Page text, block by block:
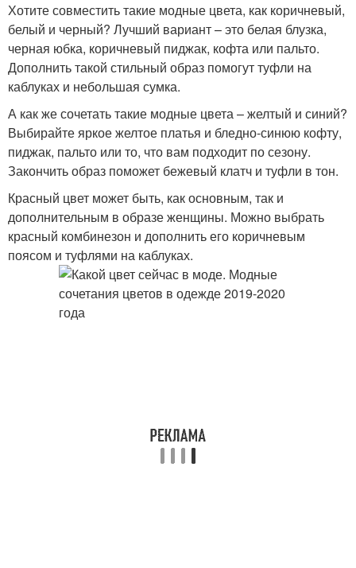
Хотите совместить такие модные цвета, как коричневый,
белый и черный? Лучший вариант – это белая блузка,
черная юбка, коричневый пиджак, кофта или пальто.
Дополнить такой стильный образ помогут туфли на
каблуках и небольшая сумка.
А как же сочетать такие модные цвета – желтый и синий?
Выбирайте яркое желтое платья и бледно-синюю кофту,
пиджак, пальто или то, что вам подходит по сезону.
Закончить образ поможет бежевый клатч и туфли в тон.
Красный цвет может быть, как основным, так и
дополнительным в образе женщины. Можно выбрать
красный комбинезон и дополнить его коричневым
поясом и туфлями на каблуках.